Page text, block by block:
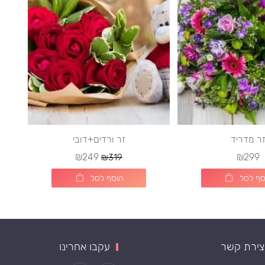
מדריד
₪299
לסל
זר ורדים+דובי
₪319
₪249
הוסף לסל
קשר עקבו אחרינו